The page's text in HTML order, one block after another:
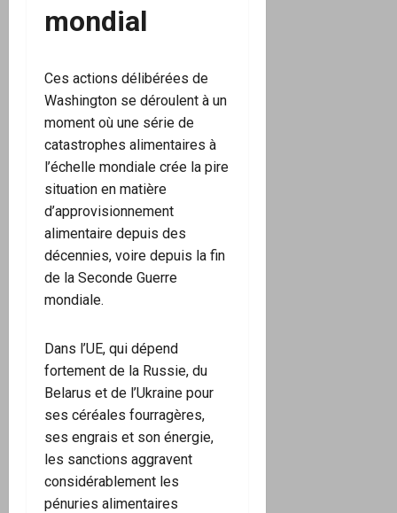
mondial
Ces actions délibérées de
Washington se déroulent à un
moment où une série de
catastrophes alimentaires à
l’échelle mondiale crée la pire
situation en matière
d’approvisionnement
alimentaire depuis des
décennies, voire depuis la fin
de la Seconde Guerre
mondiale.
Dans l’UE, qui dépend
fortement de la Russie, du
Belarus et de l’Ukraine pour
ses céréales fourragères,
ses engrais et son énergie,
les sanctions aggravent
considérablement les
pénuries alimentaires